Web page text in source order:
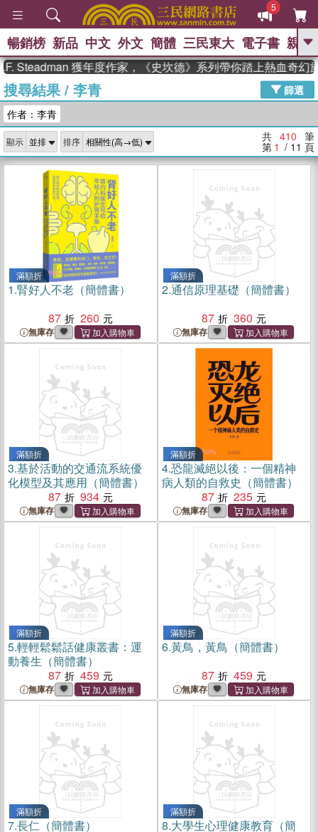
5
GO
高希均教授回憶錄
、 The Odyssey 、 父親節 、 如果歷
獎 臺灣漫遊錄 、 方念華 、 台灣的李
登輝時代
數學女孩：黎曼猜想 、
偉大的迷走神經
暢銷榜 新品 中文 外文 簡體 三民東大 電子書 親子
獲年度作家，《史坎德》系列帶你踏上熱血奇幻旅程
搜尋結果/ 李青
篩選
作者：李青
顯示 排序 共 410 筆
第 1 / 11 頁
滿額折
1.腎好人不老（簡體書）
87
260
無庫存
滿額折
2.通信原理基礎（簡體書）
87
360
無庫存
滿額折
3.基於活動的交通流系統優
化模型及其應用（簡體書）
87
934
無庫存
滿額折
4.恐龍滅絕以後：一個精神
病人類的自救史（簡體書）
87
235
無庫存
滿額折
5.輕輕鬆鬆話健康叢書：運
動養生（簡體書）
87
459
無庫存
滿額折
6.黃鳥，黃鳥（簡體書）
87
459
無庫存
滿額折
7.長仁（簡體書）
滿額折
8.大學生心理健康教育（簡